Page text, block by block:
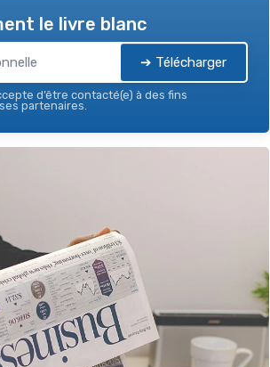
le livre blanc
➔ Télécharger
d’être contacté(e) à des fins
partenaires.